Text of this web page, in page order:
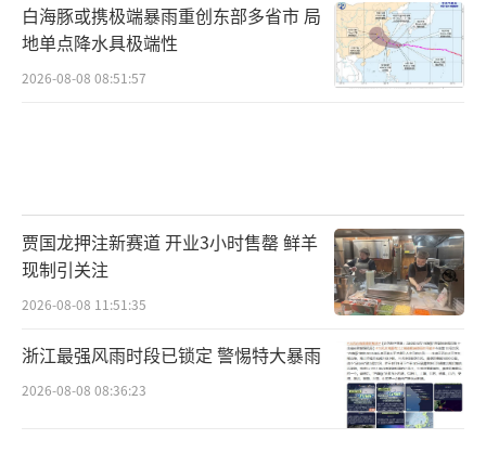
白海豚或携极端暴雨重创东部多省市 局
地单点降水具极端性
2026-08-08 08:51:57
贾国龙押注新赛道 开业3小时售罄 鲜羊
现制引关注
2026-08-08 11:51:35
浙江最强风雨时段已锁定 警惕特大暴雨
2026-08-08 08:36:23